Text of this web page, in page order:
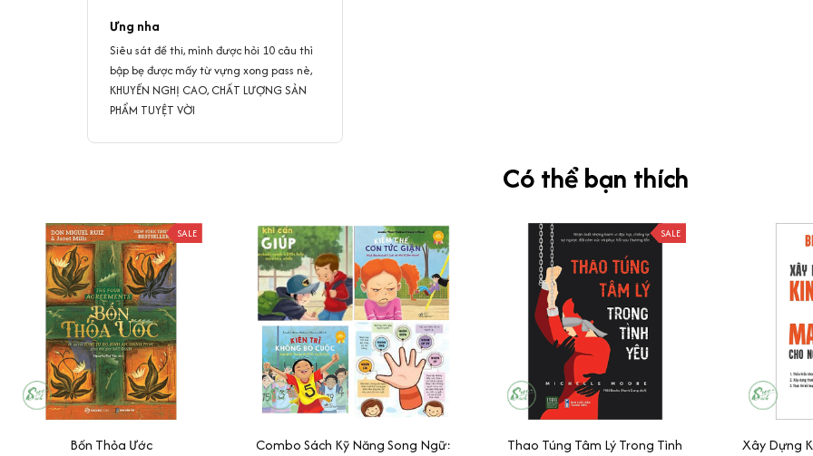
Ưng nha
Siêu sát đề thi, mình được hỏi 10 câu thì
bập bẹ được mấy từ vựng xong pass nè,
KHUYẾN NGHỊ CAO, CHẤT LƯỢNG SẢN
PHẨM TUYỆT VỜI
Có thể bạn thích
SALE
Bốn Thỏa Ước
Combo Sách Kỹ Năng Song Ngữ:
SALE
Thao Túng Tâm Lý Trong Tình
Xây Dựng